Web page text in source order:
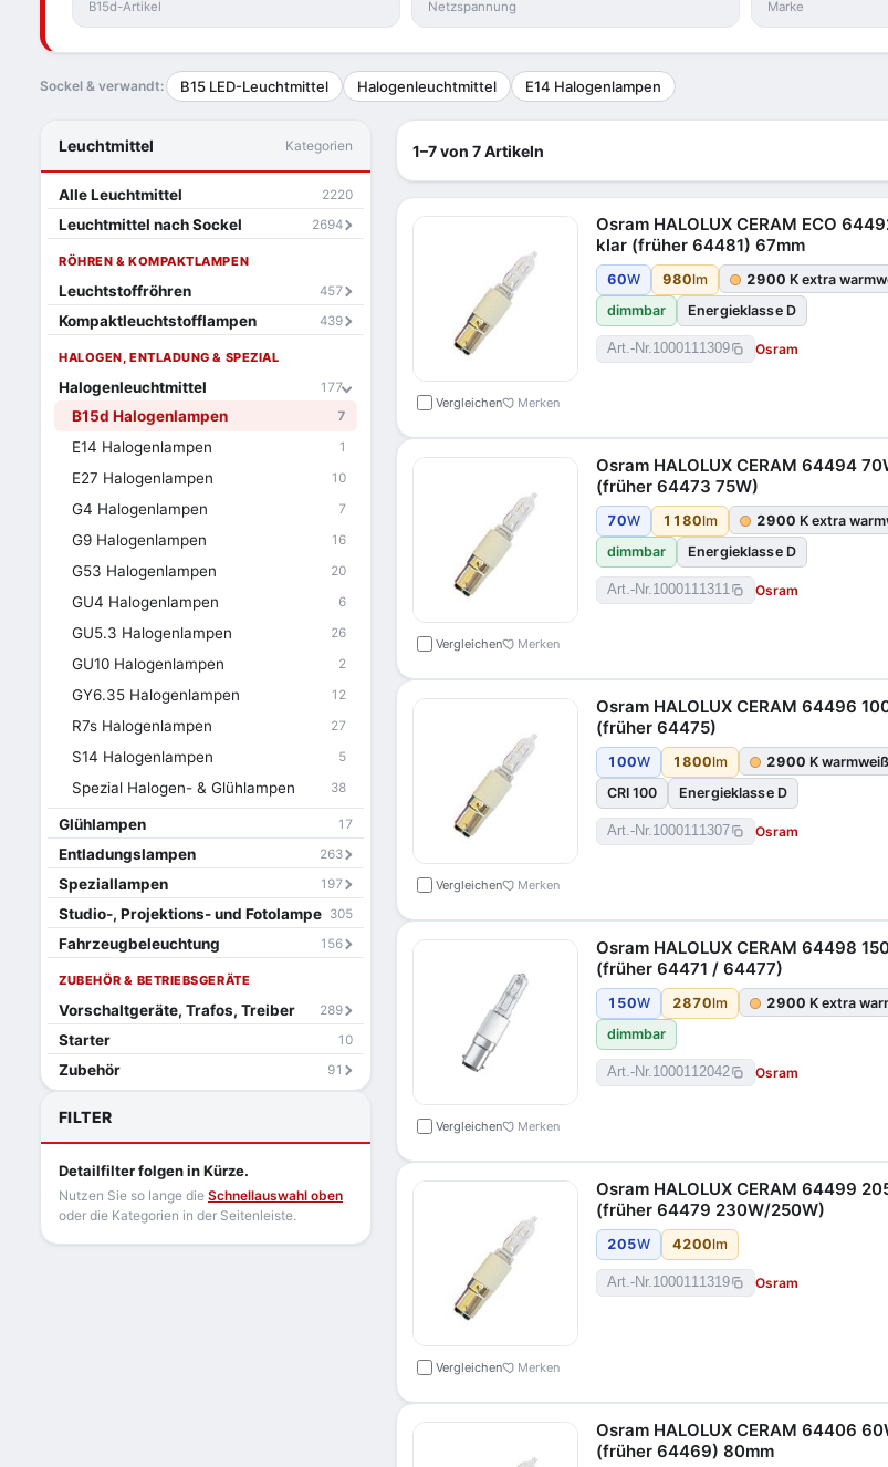
B15d-Artikel Netzspannung Marke
Sockel & verwandt: B15 LED-Leuchtmittel Halogenleuchtmittel E14 Halogenlampen
Leuchtmittel Kategorien
Alle Leuchtmittel 2220
Leuchtmittel nach Sockel 2694
RÖHREN & KOMPAKTLAMPEN
Leuchtstoffröhren 457
Kompaktleuchtstofflampen 439
HALOGEN, ENTLADUNG & SPEZIAL
Halogenleuchtmittel 177
B15d Halogenlampen 7
E14 Halogenlampen 1
E27 Halogenlampen 10
G4 Halogenlampen 7
G9 Halogenlampen 16
G53 Halogenlampen 20
GU4 Halogenlampen 6
GU5.3 Halogenlampen 26
GU10 Halogenlampen 2
GY6.35 Halogenlampen 12
R7s Halogenlampen 27
S14 Halogenlampen 5
Spezial Halogen- & Glühlampen 38
Glühlampen 17
Entladungslampen 263
Speziallampen 197
Studio-, Projektions- und Fotolampe 305
Fahrzeugbeleuchtung 156
ZUBEHÖR & BETRIEBSGERÄTE
Vorschaltgeräte, Trafos, Treiber 289
Starter 10
Zubehör 91
FILTER
Detailfilter folgen in Kürze.
Nutzen Sie so lange die Schnellauswahl oben
oder die Kategorien in der Seitenleiste.
1–7 von 7 Artikeln
Vergleichen Merken
Osram HALOLUX CERAM ECO
klar (früher 64481) 67mm
60W 980lm 2900 K extra
dimmbar
Energieklasse D
Art.-Nr.1000111309 Osram
Vergleichen Merken
Osram HALOLUX CERAM 64494
(früher 64473 75W)
70W 1180lm 2900 K extra
dimmbar
Energieklasse D
Art.-Nr.1000111311 Osram
Vergleichen Merken
Osram HALOLUX CERAM 64496
(früher 64475)
100W 1800lm 2900 K warmweiß
CRI 100
Energieklasse D
Art.-Nr.1000111307 Osram
Vergleichen Merken
Osram HALOLUX CERAM 64498
(früher 64471 / 64477)
150W 2870lm 2900 K extra
dimmbar
Art.-Nr.1000112042 Osram
Vergleichen Merken
Osram HALOLUX CERAM 64499
(früher 64479 230W/250W)
205W 4200lm
Art.-Nr.1000111319 Osram
Osram HALOLUX CERAM 64406
(früher 64469) 80mm